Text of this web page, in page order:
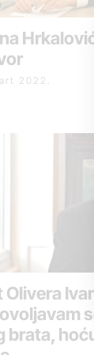
2022.
Olivera
brata,